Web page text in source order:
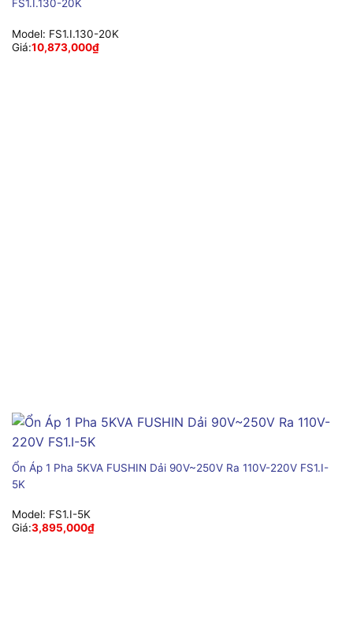
FS1.I.130-20K
Model: FS1.I.130-20K
Giá:10,873,000₫
Ổn Áp 1 Pha 5KVA FUSHIN Dải 90V~250V Ra 110V-220V FS1.I-
5K
Model: FS1.I-5K
Giá:3,895,000₫